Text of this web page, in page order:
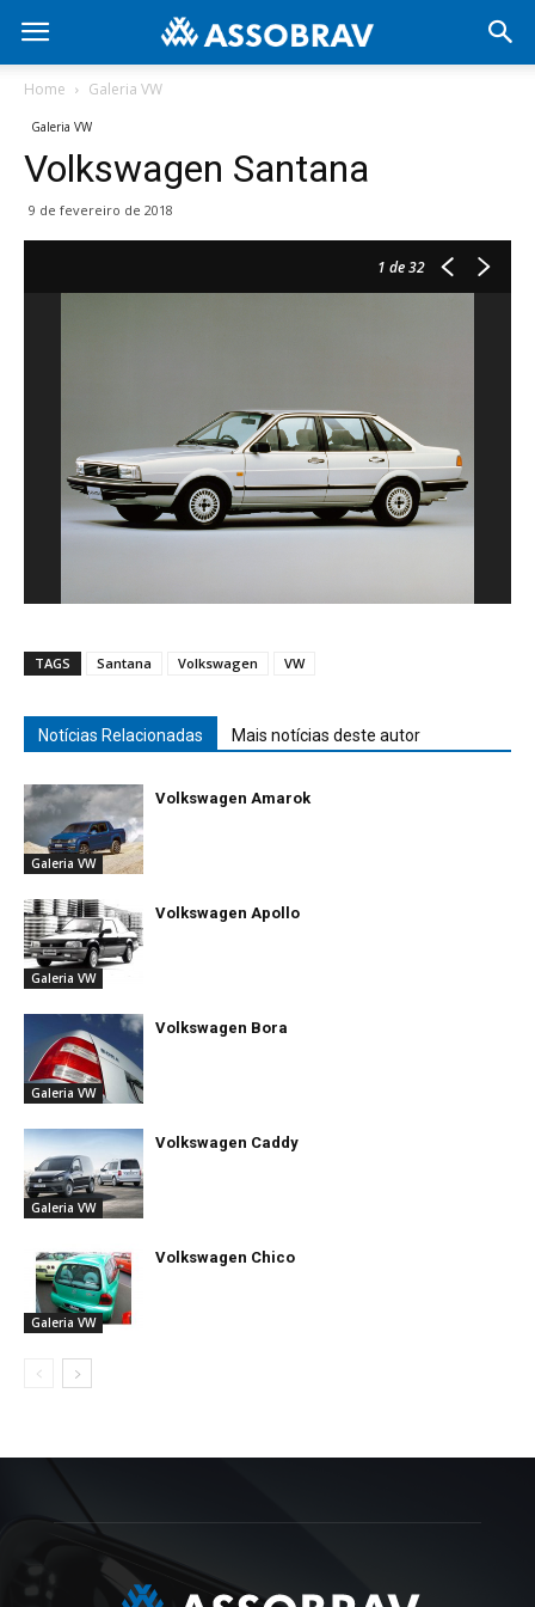
Home Galeria VW
Galeria VW
Volkswagen Santana
9 de fevereiro de 2018
1 de 32
TAGS Santana Volkswagen VW
Notícias Relacionadas Mais notícias deste autor
Galeria VW
Volkswagen Amarok
Galeria VW
Volkswagen Apollo
Galeria VW
Volkswagen Bora
Galeria VW
Volkswagen Caddy
Galeria VW
Volkswagen Chico